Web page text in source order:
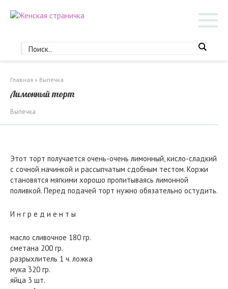
Главная » Выпечка
Лимонный торт
Выпечка
Этот торт получается очень-очень лимонный, кисло-сладкий
с сочной начинкой и рассыпчатым сдобным тестом. Коржи
становятся мягкими хорошо пропитываясь лимонной
поливкой. Перед подачей торт нужно обязательно остудить.
И н г р е д и е н т ы
масло сливочное 180 гр.
сметана 200 гр.
разрыхлитель 1 ч. ложка
мука 320 гр.
яйца 3 шт.